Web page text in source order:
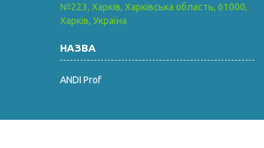
№223, Харків, Харківська область, 61000,
Харків, Україна
ANDI Prof